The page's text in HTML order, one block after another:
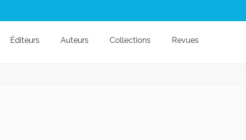
Éditeurs Auteurs Collections Revues